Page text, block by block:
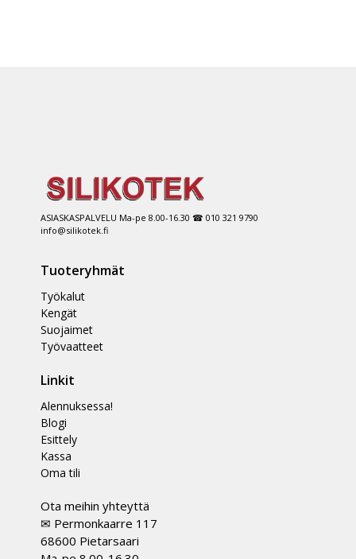
ASIASKASPALVELU Ma-pe 8.00-16.30 ☎ 010 321 9790
info@silikotek.fi
Tuoteryhmät
Työkalut
Kengät
Suojaimet
Työvaatteet
Linkit
Alennuksessa!
Blogi
Esittely
Kassa
Oma tili
Ota meihin yhteyttä
✉ Permonkaarre 117
68600 Pietarsaari